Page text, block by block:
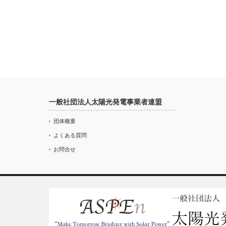
一般社団法人太陽光発電事業者連盟
団体概要
よくある質問
お問合せ